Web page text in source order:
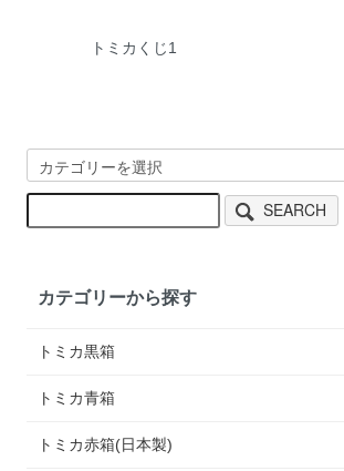
トミカくじ1
SEARCH
カテゴリーから探す
トミカ黒箱
トミカ青箱
トミカ赤箱(日本製)